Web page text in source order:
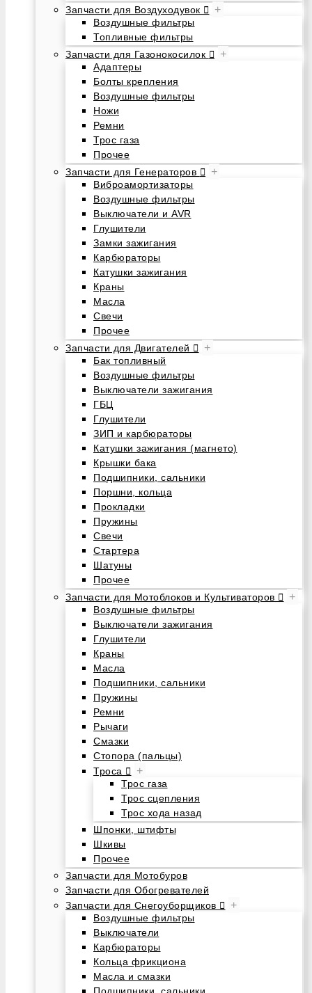
Запчасти для Воздуходувок
+
Воздушные фильтры
Топливные фильтры
Запчасти для Газонокосилок
+
Адаптеры
Болты крепления
Воздушные фильтры
Ножи
Ремни
Трос газа
Прочее
Запчасти для Генераторов
+
Виброамортизаторы
Воздушные фильтры
Выключатели и AVR
Глушители
Замки зажигания
Карбюраторы
Катушки зажигания
Краны
Масла
Свечи
Прочее
Запчасти для Двигателей
+
Бак топливный
Воздушные фильтры
Выключатели зажигания
ГБЦ
Глушители
ЗИП и карбюраторы
Катушки зажигания (магнето)
Крышки бака
Подшипники, сальники
Поршни, кольца
Прокладки
Пружины
Свечи
Стартера
Шатуны
Прочее
Запчасти для Мотоблоков и Культиваторов
+
Воздушные фильтры
Выключатели зажигания
Глушители
Краны
Масла
Подшипники, сальники
Пружины
Ремни
Рычаги
Смазки
Стопора (пальцы)
Троса
+
Трос газа
Трос сцепления
Трос хода назад
Шпонки, штифты
Шкивы
Прочее
Запчасти для Мотобуров
Запчасти для Обогревателей
Запчасти для Снегоуборщиков
+
Воздушные фильтры
Выключатели
Карбюраторы
Кольца фрикциона
Масла и смазки